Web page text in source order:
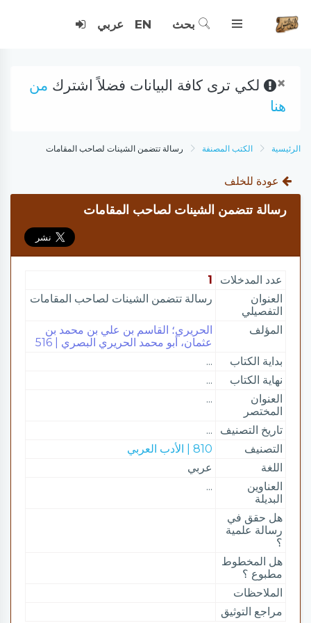
بحث EN عربي
× لكي ترى كافة البيانات فضلاً اشترك من
هنا
الرئيسية الكتب المصنفة رسالة تتضمن الشينات لصاحب المقامات
عودة للخلف
رسالة تتضمن الشينات لصاحب المقامات
عدد المدخلات
1
العنوان
التفصيلي
رسالة تتضمن الشينات لصاحب المقامات
المؤلف
الحريري؛ القاسم بن علي بن محمد بن
عثمان، أبو محمد الحريري البصري | 516
بداية الكتاب
...
نهاية الكتاب
...
العنوان
المختصر
...
تاريخ التصنيف
...
التصنيف
810 | الأدب العربي
اللغة
عربي
العناوين
البديلة
...
هل حقق في
رسالة علمية
؟
هل المخطوط
مطبوع ؟
الملاحظات
مراجع التوثيق